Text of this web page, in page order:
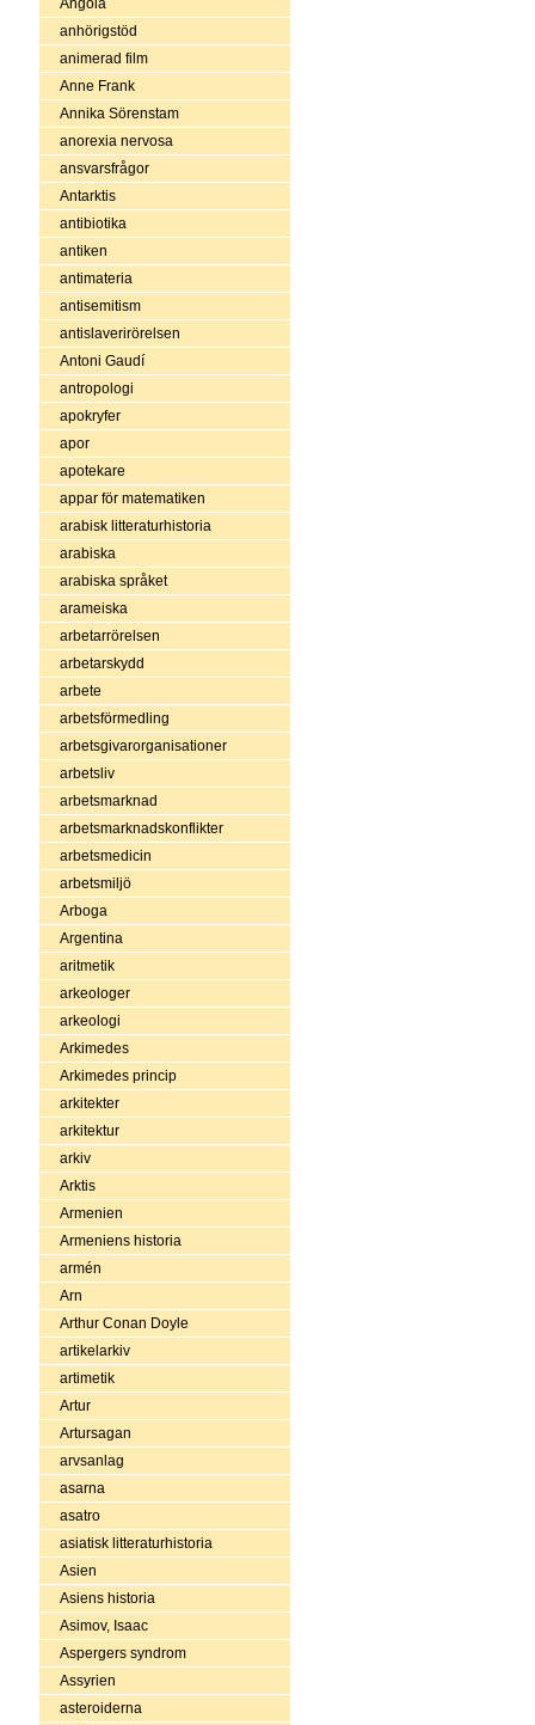
Angola
anhörigstöd
animerad film
Anne Frank
Annika Sörenstam
anorexia nervosa
ansvarsfrågor
Antarktis
antibiotika
antiken
antimateria
antisemitism
antislaverirörelsen
Antoni Gaudí
antropologi
apokryfer
apor
apotekare
appar för matematiken
arabisk litteraturhistoria
arabiska
arabiska språket
arameiska
arbetarrörelsen
arbetarskydd
arbete
arbetsförmedling
arbetsgivarorganisationer
arbetsliv
arbetsmarknad
arbetsmarknadskonflikter
arbetsmedicin
arbetsmiljö
Arboga
Argentina
aritmetik
arkeologer
arkeologi
Arkimedes
Arkimedes princip
arkitekter
arkitektur
arkiv
Arktis
Armenien
Armeniens historia
armén
Arn
Arthur Conan Doyle
artikelarkiv
artimetik
Artur
Artursagan
arvsanlag
asarna
asatro
asiatisk litteraturhistoria
Asien
Asiens historia
Asimov, Isaac
Aspergers syndrom
Assyrien
asteroiderna